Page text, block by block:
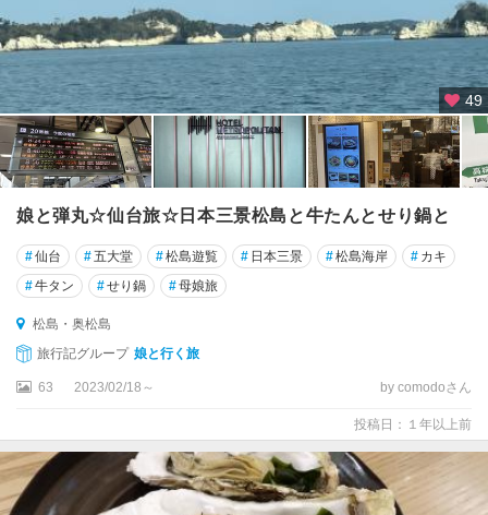
49
娘と弾丸☆仙台旅☆日本三景松島と牛たんとせり鍋と
#仙台 #五大堂 #松島遊覧 # 日本三景 #松島海岸 # カキ
#牛タン #せり鍋 #母娘旅
松島・奥松島
旅行記グループ 娘と行く旅
63 2023/02/18～ by comodoさん
投稿日：１年以上前